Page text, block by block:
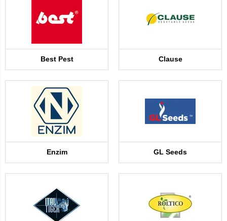
Best Pest Clause
Enzim GL Seeds